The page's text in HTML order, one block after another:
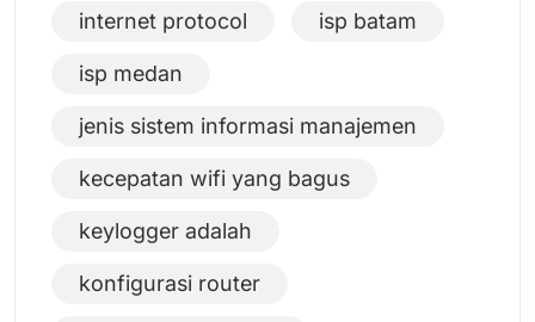
internet protocol isp batam
isp medan
jenis sistem informasi manajemen
kecepatan wifi yang bagus
keylogger adalah
konfigurasi router